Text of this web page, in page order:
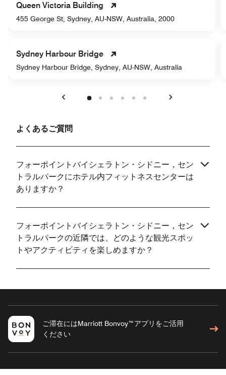
Queen Victoria Building
455 George St, Sydney, AU-NSW, Australia, 2000
Sydney Harbour Bridge
Sydney Harbour Bridge, Sydney, AU-NSW, Australia
よくあるご質問
フォーポイントバイシェラトン・シドニー，セン
トラルパークにホテル内フィットネスセンターは
ありますか？
フォーポイントバイシェラトン・シドニー，セン
トラルパークの近隣では、どのような観光スポッ
トやアクティビティを楽しめますか？
ご滞在にはMarriott Bonvoy™アプリをご活用
ください